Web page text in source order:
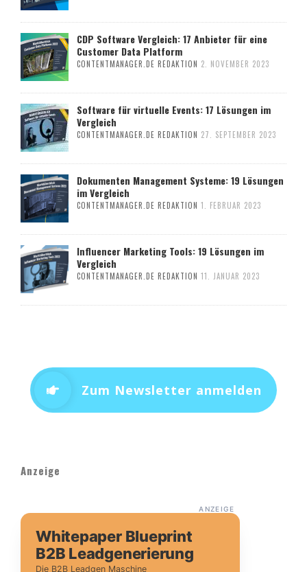
CDP Software Vergleich: 17 Anbieter für eine
Customer Data Platform
CONTENTMANAGER.DE REDAKTION 2. NOVEMBER 2023
Software für virtuelle Events: 17 Lösungen im
Vergleich
CONTENTMANAGER.DE REDAKTION 27. SEPTEMBER 2023
Dokumenten Management Systeme: 19 Lösungen
im Vergleich
CONTENTMANAGER.DE REDAKTION 1. FEBRUAR 2023
Influencer Marketing Tools: 19 Lösungen im
Vergleich
CONTENTMANAGER.DE REDAKTION 11. JANUAR 2023
Zum Newsletter anmelden
Anzeige